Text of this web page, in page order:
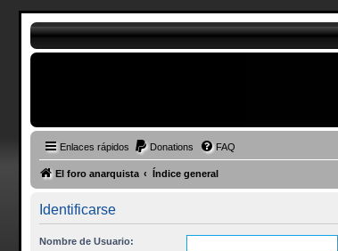
Enlaces rápidos Donations FAQ
El foro anarquista Índice general
Identificarse
Nombre de Usuario: